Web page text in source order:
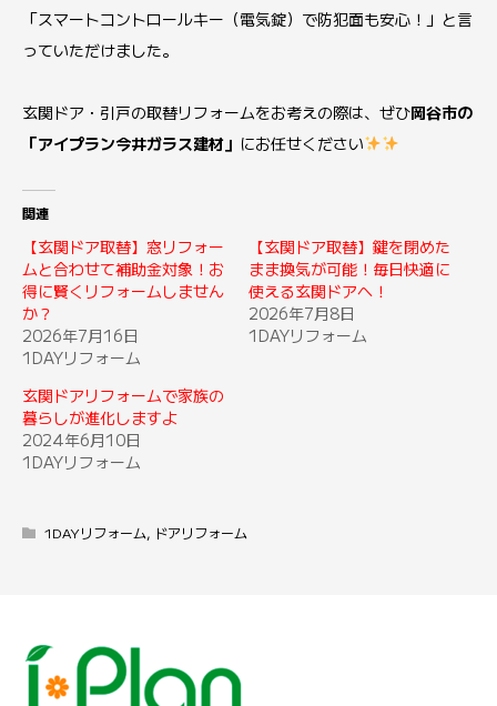
「スマートコントロールキー（電気錠）で防犯面も安心！」と言
っていただけました。
玄関ドア・引戸の取替リフォームをお考えの際は、ぜひ岡谷市の
「アイプラン今井ガラス建材」 にお任せください
関連
【玄関ドア取替】窓リフォー
ムと合わせて補助金対象！お
得に賢くリフォームしません
か？
2026年7月16日
1DAYリフォーム
【玄関ドア取替】鍵を閉めた
まま換気が可能！毎日快適に
使える玄関ドアへ！
2026年7月8日
1DAYリフォーム
玄関ドアリフォームで家族の
暮らしが進化しますよ
2024年6月10日
1DAYリフォーム
1DAYリフォーム, ドアリフォーム